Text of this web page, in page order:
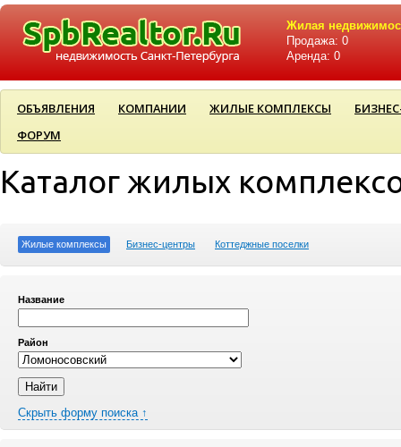
Жилая
Продажа: 0
Аренда: 0
ОБЪЯВЛЕНИЯ КОМПАНИИ ЖИЛЫЕ КОМПЛЕКСЫ
ФОРУМ
Каталог жилых
Жилые комплексы Бизнес-центры Коттеджные поселки
Название
Район
Скрыть форму поиска ↑